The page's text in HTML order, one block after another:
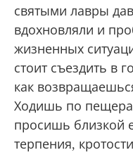
святыми лавры
вдохновляли и
жизненных
стоит съездить в
как
Ходишь по
просишь близкой
терпения,